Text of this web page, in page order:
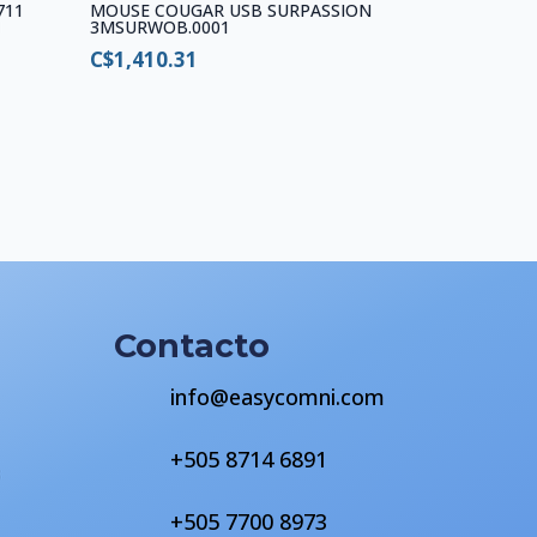
MOUSE COUGAR USB SURPASSION
3MSURWOB.0001
C$1,410.31
Contacto
info@easycomni.com
+505 8714 6891
+505 7700 8973